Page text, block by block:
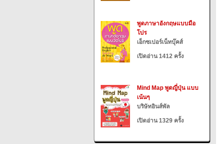
พูดภาษาอังกฤษแบบมือ
โปร
เอ็กซเปอร์เน็ทบุ๊คส์
เปิดอ่าน 1412 ครั้ง
Mind Map พูดญี่ปุ่น แบบ
เน้นๆ
บริษัทอินส์พัล
เปิดอ่าน 1329 ครั้ง